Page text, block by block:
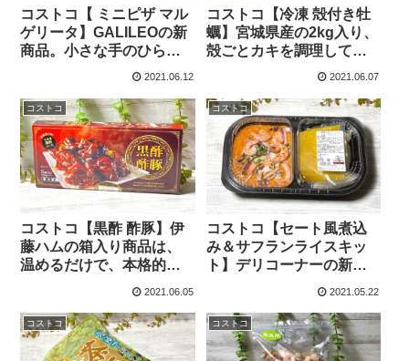
コストコ【 ミニピザ マル
ゲリータ】GALILEOの新
商品。小さな手のひらサ
イズの食べやすいPIZZAは
2021.06.12
コストコ【冷凍 殻付き牡
蠣】宮城県産の2kg入り、
殻ごとカキを調理してみ
ました。オススメの食べ
2021.06.07
コストコ
コストコ【黒酢 酢豚】伊
藤ハムの箱入り商品は、
温めるだけで、本格的な
酢豚がいただけます。
2021.06.05
コストコ
コストコ【セート風煮込
み＆サフランライスキッ
ト】デリコーナーの新商
品！フランスの料理が家
す。
2021.05.22
コストコ コストコ